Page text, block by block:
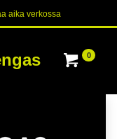
aika verk​​​​ossa
0